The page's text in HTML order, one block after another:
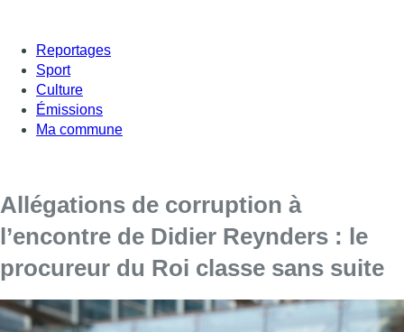
Reportages
Sport
Culture
Émissions
Ma commune
Allégations de corruption à
l’encontre de Didier Reynders : le
procureur du Roi classe sans suite